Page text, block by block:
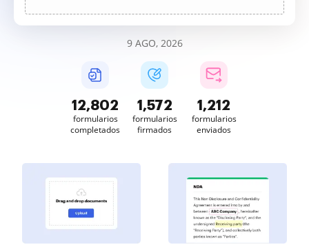
9 AGO, 2026
12,802
formularios
completados
1,572
formularios
firmados
1,212
formularios
enviados